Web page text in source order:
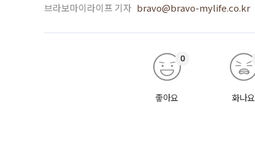
브라보마이라이프 기자 bravo@bravo-mylife.co.kr
좋아요
0
화나요